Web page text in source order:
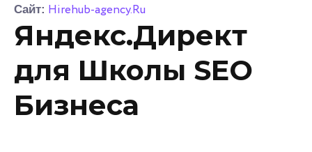
Сайт: Hirehub-agency.Ru
Яндекс.Директ
для Школы SEO
Бизнеса